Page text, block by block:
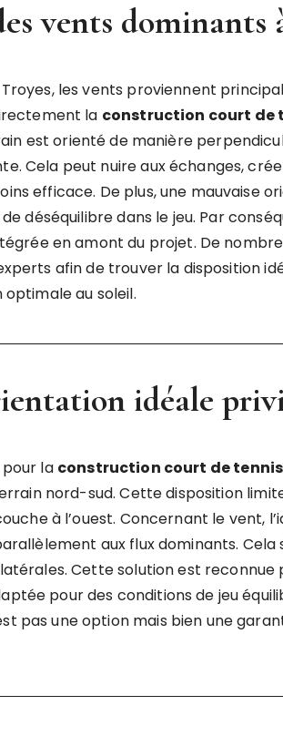
vents dominants
Troyes, les vents proviennent
la construction court de
est orienté de manière
Cela peut nuire aux échanges,
efficace. De plus, une mauvaise
déséquilibre dans le jeu. Par
en amont du projet. De
afin de trouver la disposition
au soleil.
idéale
la construction court de
nord-sud. Cette disposition
à l’ouest. Concernant le vent,
aux flux dominants. Cela
Cette solution est reconnue
pour des conditions de jeu
pas une option mais bien une